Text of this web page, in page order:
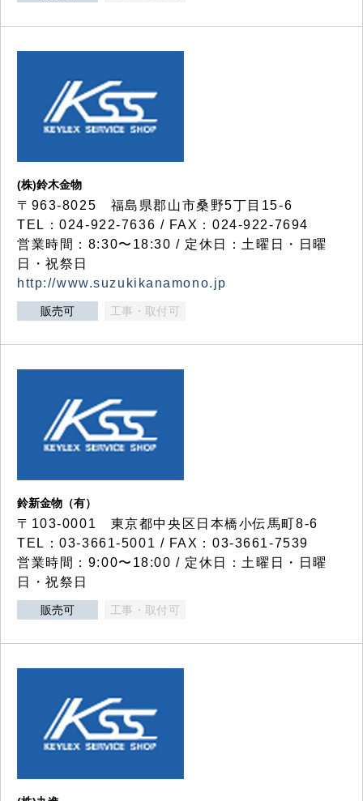
(株)鈴木金物
〒963-8025 福島県郡山市桑野5丁目15-6
TEL：024-922-7636 / FAX：024-922-7694
営業時間：8:30〜18:30 / 定休日：土曜日・日曜
日・祝祭日
http://www.suzukikanamono.jp
販売可 工事・取付可
鈴新金物（有）
〒103-0001 東京都中央区日本橋小伝馬町8-6
TEL：03-3661-5001 / FAX：03-3661-7539
営業時間：9:00〜18:00 / 定休日：土曜日・日曜
日・祝祭日
販売可 工事・取付可